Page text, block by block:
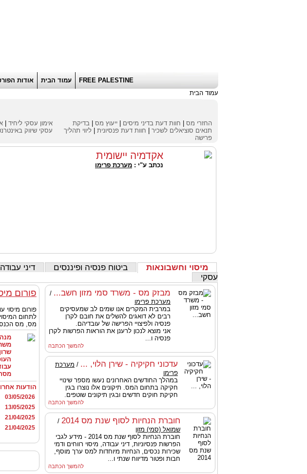
FREE PALESTINE עמוד הבית אודות
עמוד הבית
החזרי מס חוות דעת בדיני מיסים ייעוץ מס
בדיקת
תנאים סוציאלים לשכיר
חוות דעת פנסיונית
ליווי תהליך
פרישה
אימון עסקי ליחיד
עסקי שיווק
אקדמיה יישומית
נכתב ע"י : מערכת פרימו
מיסוי וחשבונאות ביטוח פנסיה ופיננסים דיני
עסקי
מבזק מס - משרד סמי מזון חשב... /
מערכת פרימו
במרבית המקרים אנו שמים לב שמעסיקים
רבים לא דואגים להשלים את חובם לקרן
פנסיה ולפיצויי הפרישה של עובדיהם.
אני מוצא לנכון לרענן את הוראות הפרשות לקרן
פנסיה ו...
להמשך הכתבה
עדכוני חקיקיה - שירן הלוי, ... / מערכת
פרימו
במהלך החודשים האחרונים נעשו מספר שינויי
חקיקה בתחום המס. תיקונים אלו נוצרו בגין
חקיקת חוקים חדשים ובגין תיקונים שוטפים.
להמשך הכתבה
חוברת הנחיות לסוף שנת מס 2014
/
שמואל (סמי) מזון
חוברת הנחיות לסוף שנת מס 2014 - מידע לגבי
הפרשות פנסיוניות, דיני עבודה, מיסוי רווחים ודמי
שכירות נכסים, הנחיות מיוחדות למס ערך מוסף,
חבות ופטור מדיווח שנתי ו...
להמשך הכתבה
פורום
פורום מיסוי
לתחום
מס, מס
הודעות
03/05/2026
13/05/2025
21/04/2025
21/04/2025